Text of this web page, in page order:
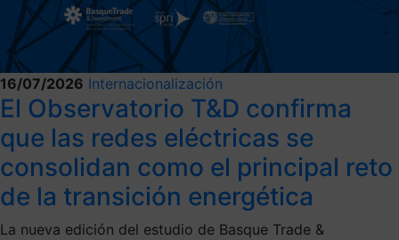
16/07/2026 Internacionalización
El Observatorio T&D confirma
que las redes eléctricas se
consolidan como el principal reto
de la transición energética
La nueva edición del estudio de Basque Trade &